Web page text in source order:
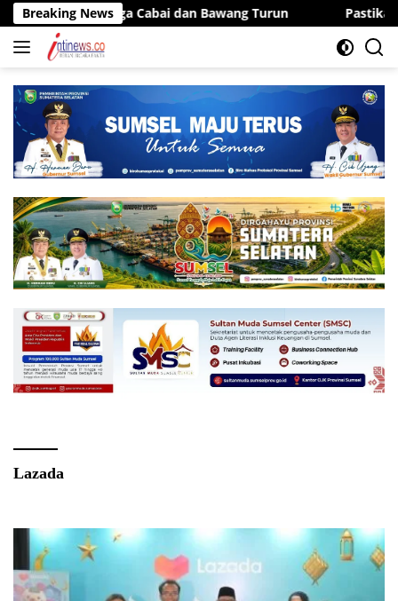
Langsung
ke
konten
Breaking News
Harga Cabai dan Bawang Turun Pastikan
Lazada